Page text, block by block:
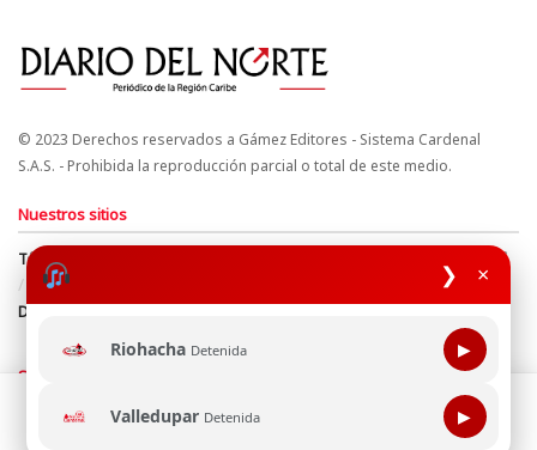
❯ ×
Riohacha Detenida ▶
Valledupar Detenida ▶
© 2023 Derechos reservados a Gámez Editores - Sistema Cardenal
S.A.S. - Prohibida la reproducción parcial o total de este medio.
Nuestros sitios
Términos y Condiciones
Derechos de Autor y Propiedad Intelectual
Política de uso de cookies
Política de Tratamiento de Datos
Directrices Editoriales
Síguenos
Esta página web usa cookie para mejorar tu experiencia de
navegación, al continuar aceptas nuestra política de uso de